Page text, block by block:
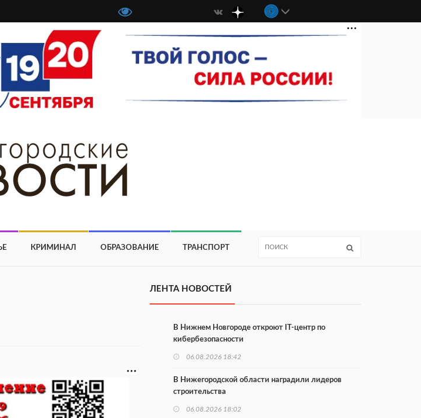
КРИМИНАЛ ОБРАЗОВАНИЕ ТРАНСПОРТ
ЛЕНТА НОВОСТЕЙ
В Нижнем Новгороде откроют IT-центр по
кибербезопасности
06.08.2026 18:42
В Нижегородской области наградили лидеров
строительства
06.08.2026 18:02